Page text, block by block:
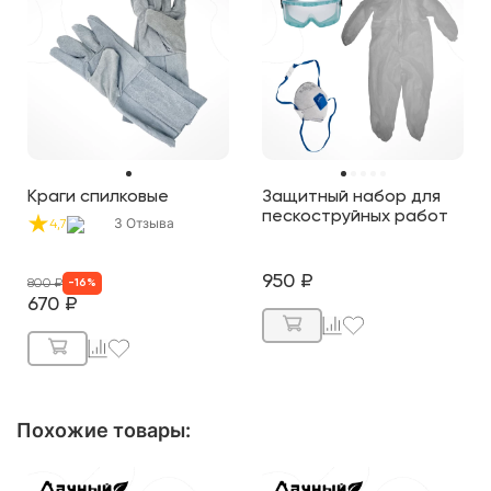
Краги спилковые
4,7 3 Отзыва
670 ₽
800₽ -16 %
Защитный набор для
пескоструйных работ
950 ₽
Похожие товары: